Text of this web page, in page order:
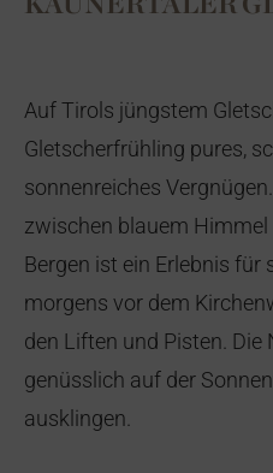
Auf Tirols jüngstem
Gletscherfrühling pures,
sonnenreiches
zwischen blauem
Bergen ist ein Erlebnis für
morgens vor dem
den Liften und Pisten.
genüsslich auf der
ausklingen.